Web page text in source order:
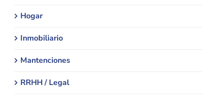
Hogar
Inmobiliario
Mantenciones
RRHH / Legal